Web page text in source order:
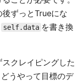
ずっとTrueにな
self.data を書き換
クレイピングした
うやって目標のデ